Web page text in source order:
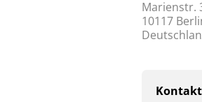
Marienstr.
10117